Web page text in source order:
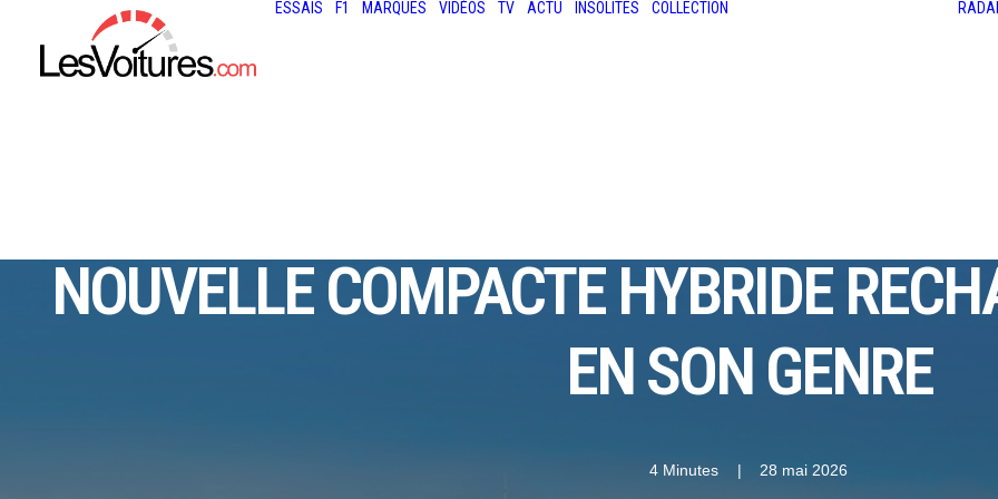
ESSAIS F1 MARQUES VIDÉOS TV ACTU INSOLITES COLLECTION
NOUVELLE COMPACTE HYBRIDE
EN SON GENRE
4 Minutes | 28 mai 2026